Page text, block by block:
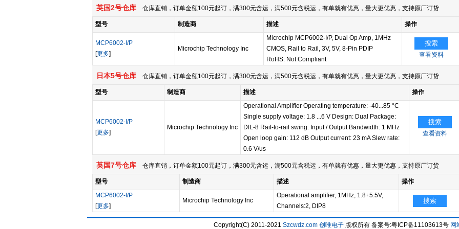
英国2号仓库 仓库直销，订单金额100元起订，满300元含运，满500元含税运，有单就有优惠，量大更优惠，支持原厂订货
型号 制造商 描述 操作
MCP6002-I/P
[更多]
Microchip Technology Inc
Microchip MCP6002-I/P, Dual Op Amp, 1MHz
CMOS, Rail to Rail, 3V, 5V, 8-Pin PDIP
RoHS: Not Compliant
搜索
查看资料
日本5号仓库 仓库直销，订单金额100元起订，满300元含运，满500元含税运，有单就有优惠，量大更优惠，支持原厂订货
型号 制造商 描述 操作
MCP6002-I/P
[更多]
Microchip Technology Inc
Operational Amplifier Operating temperature: -40...85 °C
Single supply voltage: 1.8 ...6 V Design: Dual Package:
DIL-8 Rail-to-rail swing: Input / Output Bandwidth: 1 MHz
Open loop gain: 112 dB Output current: 23 mA Slew rate:
0.6 V/us
搜索
查看资料
英国7号仓库 仓库直销，订单金额100元起订，满300元含运，满500元含税运，有单就有优惠，量大更优惠，支持原厂订货
型号 制造商 描述
操作
MCP6002-I/P
[更多]
Microchip Technology Inc
Operational amplifier, 1MHz, 1.8÷5.5V,
Channels:2, DIP8
搜索
Copyright(C) 2011-2021 Szcwdz.com 创唯电子 版权所有 备案号:粤ICP备11103613号 网